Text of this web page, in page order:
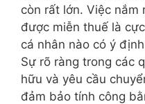
còn rất lớn. Việc
được miễn thuế là
cá nhân nào có ý
Sự rõ ràng trong các
hữu và yêu cầu
đảm bảo tính công